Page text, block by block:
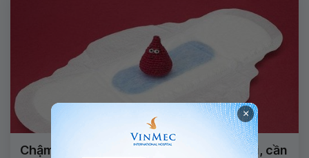
Chậm kinh 25 ngày nhưng không có thai, cần
×